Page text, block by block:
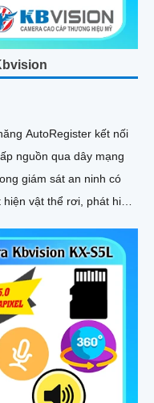
AutoRegister kết nối
giám sát an ninh có
vật thể rơi, phát hiện